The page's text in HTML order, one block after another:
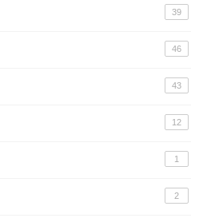
39
46
43
12
1
2